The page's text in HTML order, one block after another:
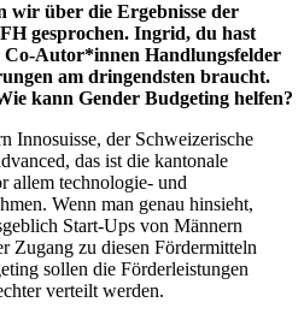
wir über die Ergebnisse der
gesprochen. Ingrid, du hast
Co-Autor*innen Handlungsfelder
am dringendsten braucht.
kann Gender Budgeting helfen?
Innosuisse, der Schweizerische
das ist die kantonale
allem technologie- und
Wenn man genau hinsieht,
Start-Ups von Männern
Zugang zu diesen Fördermitteln
sollen die Förderleistungen
verteilt werden.